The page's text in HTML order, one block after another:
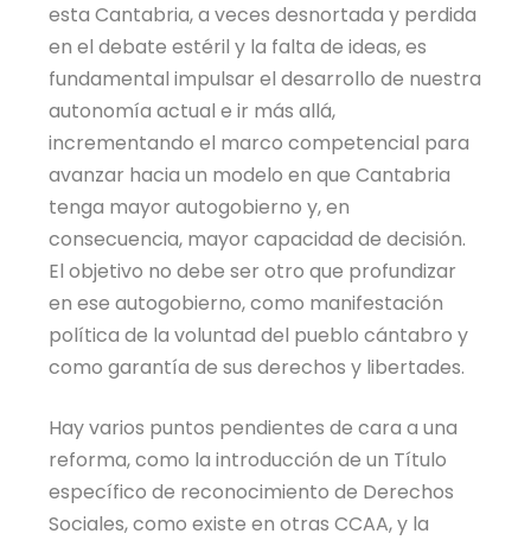
esta Cantabria, a veces desnortada y perdida
en el debate estéril y la falta de ideas, es
fundamental impulsar el desarrollo de nuestra
autonomía actual e ir más allá,
incrementando el marco competencial para
avanzar hacia un modelo en que Cantabria
tenga mayor autogobierno y, en
consecuencia, mayor capacidad de decisión.
El objetivo no debe ser otro que profundizar
en ese autogobierno, como manifestación
política de la voluntad del pueblo cántabro y
como garantía de sus derechos y libertades.
Hay varios puntos pendientes de cara a una
reforma, como la introducción de un Título
específico de reconocimiento de Derechos
Sociales, como existe en otras CCAA, y la